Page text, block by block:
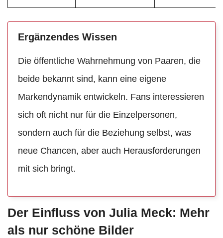
Ergänzendes Wissen
Die öffentliche Wahrnehmung von Paaren, die
beide bekannt sind, kann eine eigene
Markendynamik entwickeln. Fans interessieren
sich oft nicht nur für die Einzelpersonen,
sondern auch für die Beziehung selbst, was
neue Chancen, aber auch Herausforderungen
mit sich bringt.
Der Einfluss von Julia Meck: Mehr
als nur schöne Bilder